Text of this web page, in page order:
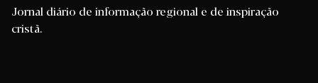
Jornal diário de informação regional e de inspiração
cristã.